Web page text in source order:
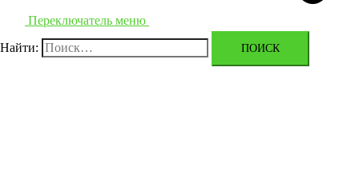
Переключатель меню
Найти: